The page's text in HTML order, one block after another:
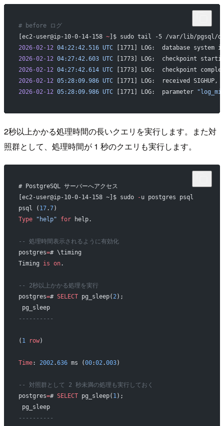
# before ログ
[ec2-user@ip-10-0-14-158 ~]$ sudo tail -5 /var/lib/pgsql/
2026-02-12 04:22:42.516 UTC [1771] LOG:  database system
2026-02-12 04:27:42.603 UTC [1773] LOG:  checkpoint
2026-02-12 04:27:42.614 UTC [1773] LOG:  checkpoint
2026-02-12 05:28:09.986 UTC [1771] LOG:  received
2026-02-12 05:28:09.986 UTC [1771] LOG:  parameter
2秒以上かかる処理時間の長いクエリを実行します。また対
照群として、処理時間が 1 秒のクエリも実行します。
# PostgreSQL サーバーへアクセス
[ec2-user@ip-10-0-14-158 ~]$ sudo
-u postgres psql
psql ( 17.7)
Type "help" for help.
-- 処理時間表示されるように有効化
postgres=# \timing
Timing is on.
-- 2秒以上かかる処理を実行
postgres=# SELECT pg_sleep( 2 );
pg_sleep
----------
( 1 row)
Time: 2002 .636 ms (00:02 .003)
-- 対照群として 2 秒未満の処理も実行しておく
postgres=# SELECT pg_sleep( 1 );
pg_sleep
----------